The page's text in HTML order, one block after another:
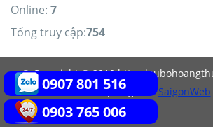
Online: 7
Tổng truy cập:754
© Copyright © 2010
quảng cáo:SaigonWeb
0903 765 006
0907 801 516